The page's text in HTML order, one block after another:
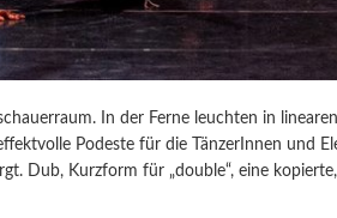
In der Ferne leuchten in
Podeste für die TänzerInnen und
Dub, Kurzform für „double“, eine